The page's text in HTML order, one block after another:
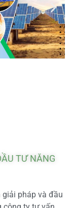
TƯ NĂNG
giải pháp và đầu